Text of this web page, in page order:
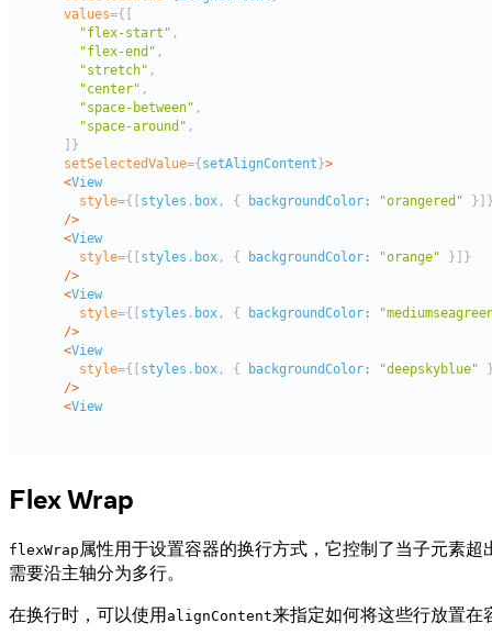
Flex Wrap
flexWrap 属性用于设置容器的换行方式，它控制了当子元素
需要沿主轴分为多行。
在换行时，可以使用alignContent来指定如何将这些行放置在